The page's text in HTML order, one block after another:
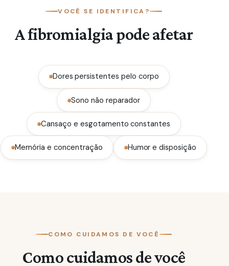
VOCÊ SE IDENTIFICA?
A fibromialgia pode afetar
Dores persistentes pelo corpo
Sono não reparador
Cansaço e esgotamento constantes
Memória e concentração Humor e disposição
COMO CUIDAMOS DE VOCÊ
Como cuidamos de você